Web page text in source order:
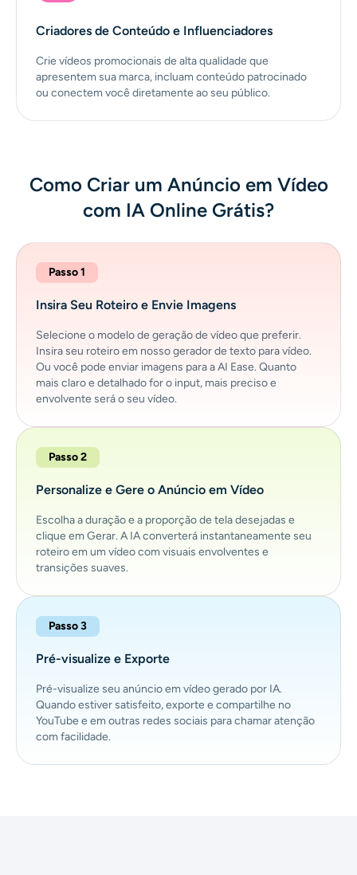
Criadores de Conteúdo e Influenciadores
Crie vídeos promocionais de alta qualidade que
apresentem sua marca, incluam conteúdo patrocinado
ou conectem você diretamente ao seu público.
Como Criar um Anúncio em Vídeo
com IA Online Grátis?
Passo 1
Insira Seu Roteiro e Envie Imagens
Selecione o modelo de geração de vídeo que preferir.
Insira seu roteiro em nosso gerador de texto para vídeo.
Ou você pode enviar imagens para a AI Ease. Quanto
mais claro e detalhado for o input, mais preciso e
envolvente será o seu vídeo.
Passo 2
Personalize e Gere o Anúncio em Vídeo
Escolha a duração e a proporção de tela desejadas e
clique em Gerar. A IA converterá instantaneamente seu
roteiro em um vídeo com visuais envolventes e
transições suaves.
Passo 3
Pré-visualize e Exporte
Pré-visualize seu anúncio em vídeo gerado por IA.
Quando estiver satisfeito, exporte e compartilhe no
YouTube e em outras redes sociais para chamar atenção
com facilidade.